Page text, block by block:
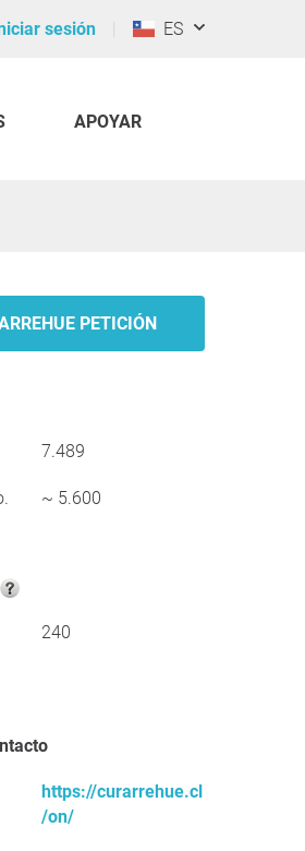
sesión ES
APOYAR
PETICIÓN
7.489
~ 5.600
240
https://curarrehue.cl
/on/